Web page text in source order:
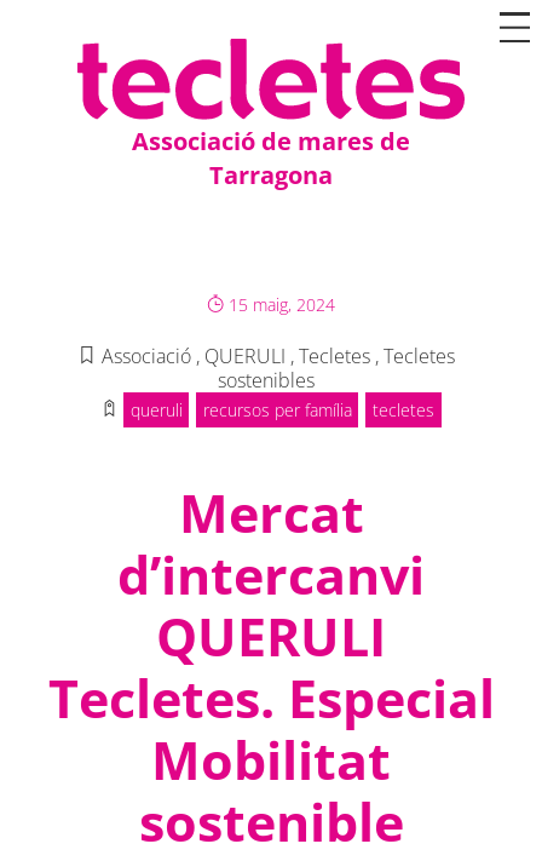
Associació de mares de
Tarragona
15 maig, 2024
Associació , QUERULI ,Tecletes ,Tecletes
sostenibles
queruli recursos per família tecletes
Mercat
d’intercanvi
QUERULI
Tecletes. Especial
Mobilitat
sostenible